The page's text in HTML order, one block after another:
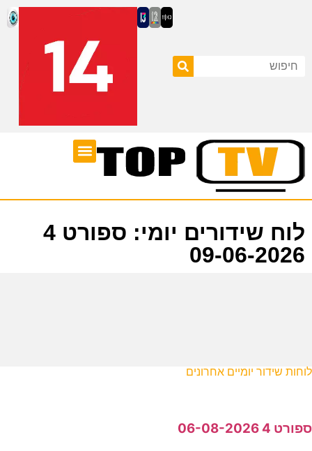
לוח שידורים יומי: ספורט 4
09-06-2026
לוחות שידור יומיים אחרונים
ספורט 4 06-08-2026